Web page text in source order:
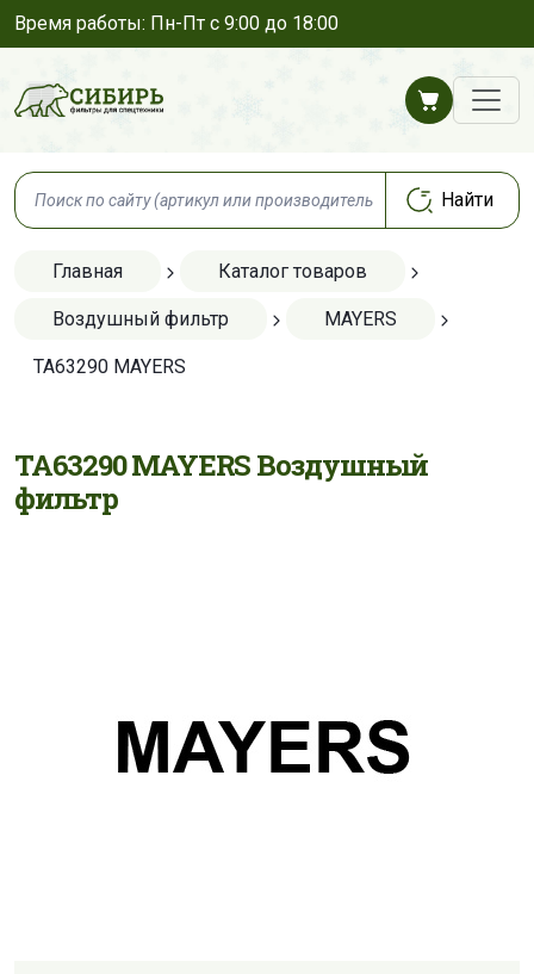
Время работы: Пн-Пт с 9:00 до 18:00
Главная Каталог товаров
Воздушный фильтр MAYERS
TA63290 MAYERS
TA63290 MAYERS Воздушный
фильтр